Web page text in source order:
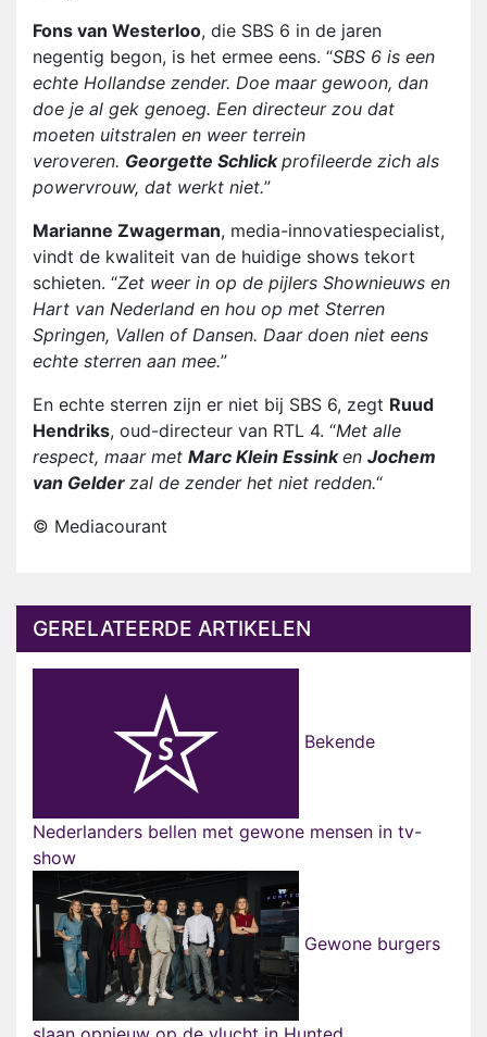
Fons van Westerloo, die SBS 6 in de jaren
negentig begon, is het ermee eens. “SBS 6 is een
echte Hollandse zender. Doe maar gewoon, dan
doe je al gek genoeg. Een directeur zou dat
moeten uitstralen en weer terrein
veroveren. Georgette Schlickprofileerde zich als
powervrouw, dat werkt niet.”
Marianne Zwagerman, media-innovatiespecialist,
vindt de kwaliteit van de huidige shows tekort
schieten. “Zet weer in op de pijlers Shownieuws en
Hart van Nederland en hou op met Sterren
Springen, Vallen of Dansen. Daar doen niet eens
echte sterren aan mee.”
En echte sterren zijn er niet bij SBS 6, zegt Ruud
Hendriks, oud-directeur van RTL 4. “Met alle
respect, maar met Marc Klein Essinken Jochem
van Gelder zal de zender het niet redden.“
© Mediacourant
GERELATEERDE ARTIKELEN
Bekende
Nederlanders bellen met gewone mensen in tv-
show
Gewone burgers